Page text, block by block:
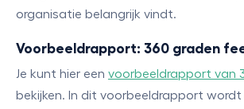
organisatie belangrijk vindt.
Voorbeeldrapport: 360 graden
Je kunt hier een voorbeeldrapport van
bekijken. In dit voorbeeldrapport wordt